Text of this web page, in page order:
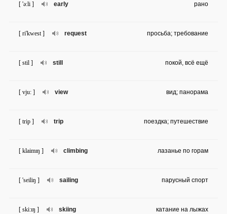
early
[ 'ə:li ] рано
request
[ ri'kwest ] просьба; требование
still
[ stil ] покой, всё ещё
view
[ vju: ] вид; панорама
trip
[ trip ] поездка; путешествие
climbing
[ klaimɪŋ ] лазанье по горам
sailing
[ 'seiliŋ ] парусный спорт
skiing
[ ski:ɪŋ ] катание на лыжах